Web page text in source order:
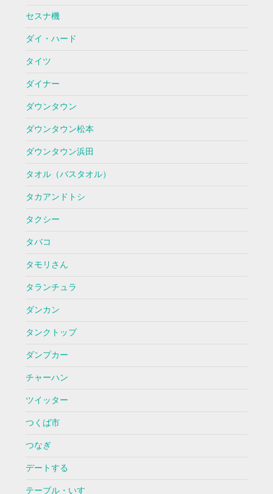
セスナ機
ダイ・ハード
タイツ
ダイナー
ダウンタウン
ダウンタウン松本
ダウンタウン浜田
タオル（バスタオル）
タカアンドトシ
タクシー
タバコ
タモリさん
タランチュラ
ダンカン
タンクトップ
ダンプカー
チャーハン
ツイッター
つくば市
つなぎ
デートする
テーブル・いす